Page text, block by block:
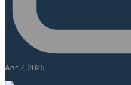
Авг 7, 2026